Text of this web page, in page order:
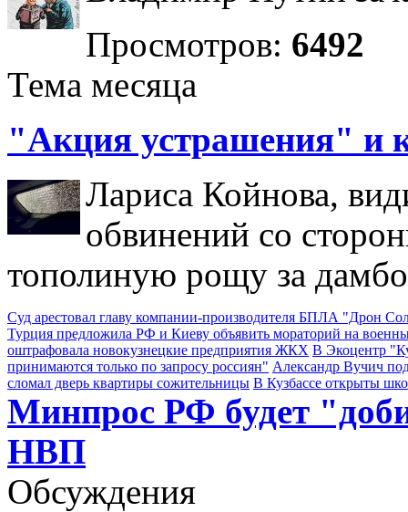
Просмотров: 6492
Тема месяца
"Акция устрашения" и
Лариса Койнова,
обвинений со
тополиную рощу за
Суд арестовал главу компании-производителя БПЛА "Дрон
Турция предложила РФ и Киеву объявить мораторий на
оштрафовала новокузнецкие предприятия ЖКХ В Экоцентр
принимаются только по запросу россиян" Александр Вучич
сломал дверь квартиры сожительницы В Кузбассе открыты
Минпрос РФ будет
НВП
Обсуждения